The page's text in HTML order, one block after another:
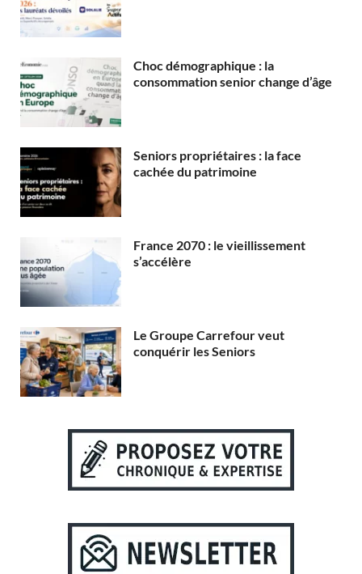
Choc démographique : la
consommation senior change d’âge
Seniors propriétaires : la face
cachée du patrimoine
France 2070 : le vieillissement
s’accélère
Le Groupe Carrefour veut
conquérir les Seniors